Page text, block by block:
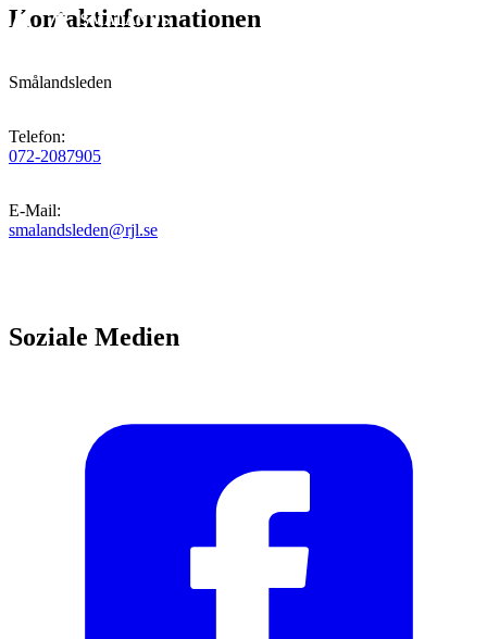
Kontaktinformationen
Smålandsleden
Telefon:
072-2087905
E-Mail:
smalandsleden@rjl.se
Soziale Medien